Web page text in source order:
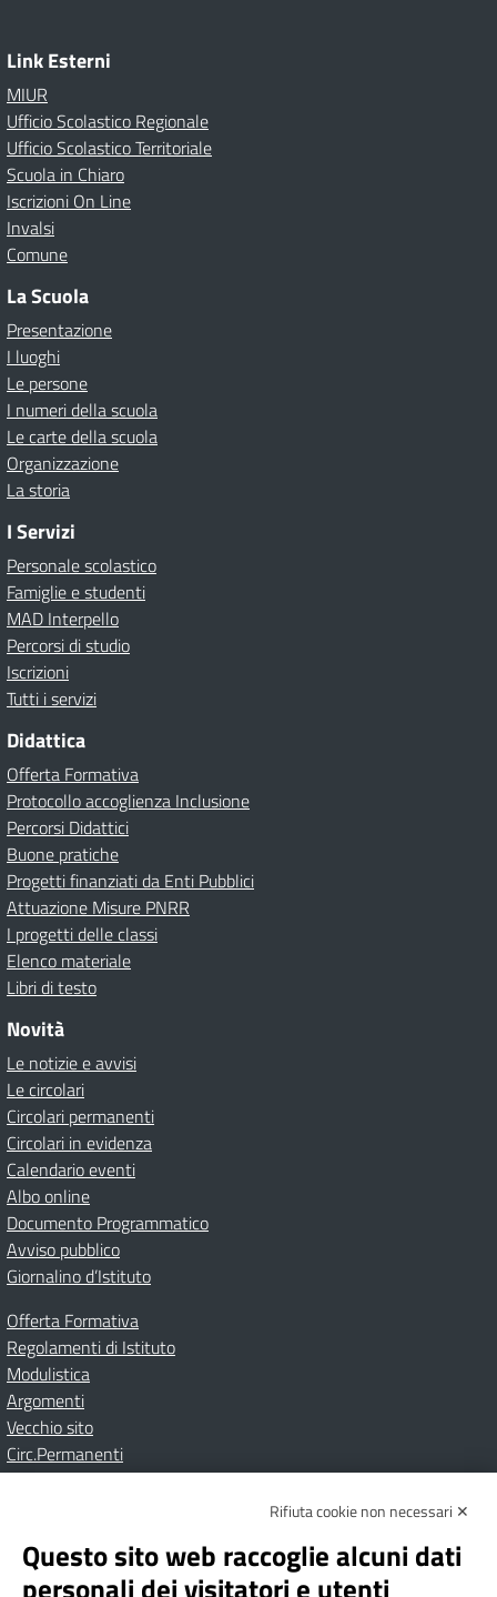
Link Esterni
MIUR
Ufficio Scolastico Regionale
Ufficio Scolastico Territoriale
Scuola in Chiaro
Iscrizioni On Line
Invalsi
Comune
La Scuola
Presentazione
I luoghi
Le persone
I numeri della scuola
Le carte della scuola
Organizzazione
La storia
I Servizi
Personale scolastico
Famiglie e studenti
MAD Interpello
Percorsi di studio
Iscrizioni
Tutti i servizi
Didattica
Offerta Formativa
Protocollo accoglienza Inclusione
Percorsi Didattici
Buone pratiche
Progetti finanziati da Enti Pubblici
Attuazione Misure PNRR
I progetti delle classi
Elenco materiale
Libri di testo
Novità
Le notizie e avvisi
Le circolari
Circolari permanenti
Circolari in evidenza
Calendario eventi
Albo online
Documento Programmatico
Avviso pubblico
Giornalino d’Istituto
Offerta Formativa
Regolamenti di Istituto
Modulistica
Argomenti
Vecchio sito
Circ.Permanenti
Albo onlinePrivacy Policy
Dichiarazione di accessibilità
Note Legali
Rifiuta cookie non necessari ✕
Questo sito web raccoglie alcuni dati